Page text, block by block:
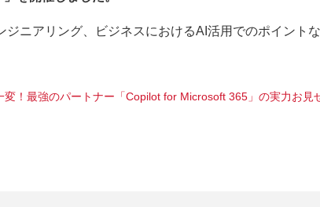
ニアリング、ビジネスにおけるAI活用でのポイント
変！最強のパートナー「Copilot for Microsoft 365」の実力お見